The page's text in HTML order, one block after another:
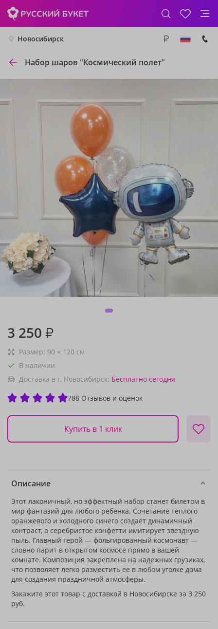
Новосибирск
Набор шаров "Космический полет"
3 250 ₽
Размер: 90 × 120 см
В наличии
Доставка в г. Новосибирск: Бесплатно сегодня
788 Отзывов и оценок
Купить в 1 клик
Описание
Этот лаконичный, но эффектный набор станет билетом в
мир фантазий для любого ребенка. Сочетание теплого
оранжевого и холодного синего создает динамичный
контраст, а серебристое конфетти имитирует звездную
пыль. Главный герой — фольгированный космонавт —
словно парит в открытом космосе прямо в вашей
комнате. Композиция закреплена на надежных грузиках,
что позволяет легко разместить ее в любом уголке дома
для создания праздничной атмосферы.
Закажите этот товар с доставкой в Новосибирске за 3 250
руб.